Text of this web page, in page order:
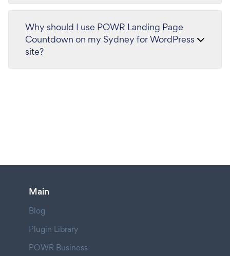
Why should I use POWR Landing Page
Countdown on my Sydney for WordPress
site?
Main
Blog
Plugin Library
POWR Business